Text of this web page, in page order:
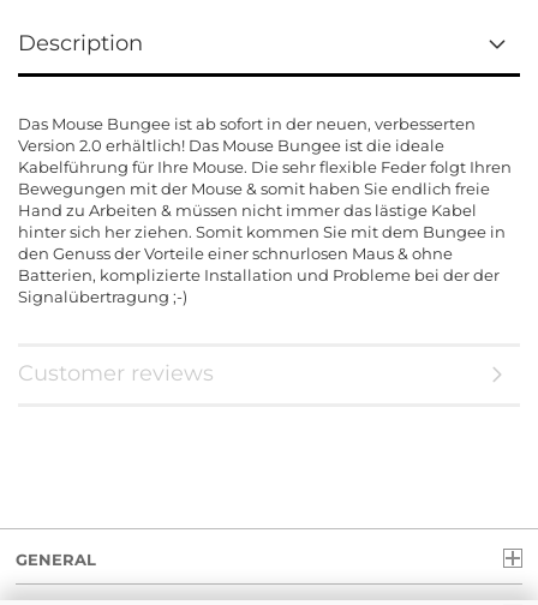
Description
Das Mouse Bungee ist ab sofort in der neuen, verbesserten
Version 2.0 erhältlich! Das Mouse Bungee ist die ideale
Kabelführung für Ihre Mouse. Die sehr flexible Feder folgt Ihren
Bewegungen mit der Mouse & somit haben Sie endlich freie
Hand zu Arbeiten & müssen nicht immer das lästige Kabel
hinter sich her ziehen. Somit kommen Sie mit dem Bungee in
den Genuss der Vorteile einer schnurlosen Maus & ohne
Batterien, komplizierte Installation und Probleme bei der der
Signalübertragung ;-)
Customer reviews
GENERAL